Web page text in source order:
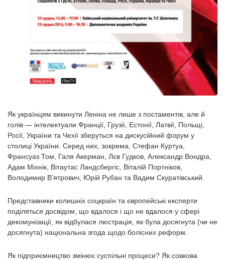
Як українцям викинути Леніна не лише з постаментів, але й
голів — інтелектуали Франції, Грузії, Естонії, Латвії, Польщі,
Росії, України та Чехії зберуться на дискусійний форум у
столиці України. Серед них, зокрема, Стефан Куртуа,
Франсуаз Том, Галя Акерман, Лєв Гудков, Александр Вондра,
Адам Міхнік, Вітаутас Ландсбергіс, Віталій Портніков,
Володимир В’ятрович, Юрій Рубан та Вадим Скуратівський.
Представники колишніх соцкраїн та європейські експерти
поділяться досвідом, що вдалося і що не вдалося у сфері
декомунізації, як відбулася люстрація, як була досягнута (чи не
досягнута) національна згода щодо болісних реформ.
Як підприємництво змінює суспільні процеси? Як совкова